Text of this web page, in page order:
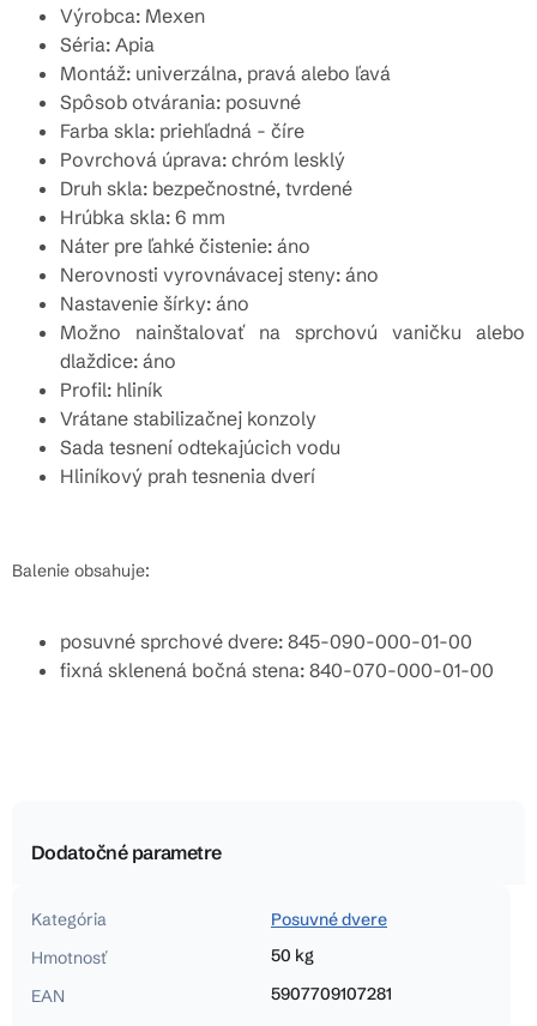
Výrobca: Mexen
Séria: Apia
Montáž: univerzálna, pravá alebo ľavá
Spôsob otvárania: posuvné
Farba skla: priehľadná - číre
Povrchová úprava: chróm lesklý
Druh skla: bezpečnostné, tvrdené
Hrúbka skla: 6 mm
Náter pre ľahké čistenie: áno
Nerovnosti vyrovnávacej steny: áno
Nastavenie šírky: áno
Možno nainštalovať na sprchovú vaničku alebo
dlaždice: áno
Profil: hliník
Vrátane stabilizačnej konzoly
Sada tesnení odtekajúcich vodu
Hliníkový prah tesnenia dverí
Balenie obsahuje:
posuvné sprchové dvere: 845-090-000-01-00
fixná sklenená bočná stena: 840-070-000-01-00
Dodatočné parametre
Kategória
Posuvné dvere
Hmotnosť
50 kg
EAN
5907709107281